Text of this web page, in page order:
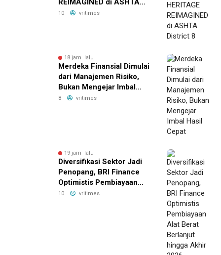
REIMAGINED di ASHTA
District 8
10 vritimes
18 jam lalu
Merdeka Finansial Dimulai
dari Manajemen Risiko,
Bukan Mengejar Imbal
Hasil Cepat
8 vritimes
19 jam lalu
Diversifikasi Sektor Jadi
Penopang, BRI Finance
Optimistis Pembiayaan
Alat Berat Berlanjut hingga
10 vritimes